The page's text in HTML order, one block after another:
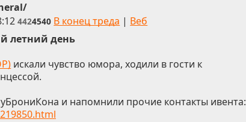
4424540 В конец треда | Веб
летний день
искали чувство юмора, ходили в гости к
и напомнили прочие контакты ивента: